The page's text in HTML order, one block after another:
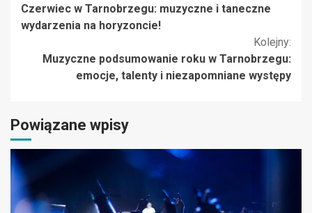
czytanie
Czerwiec w Tarnobrzegu: muzyczne i taneczne
wydarzenia na horyzoncie!
Kolejny:
Muzyczne podsumowanie roku w Tarnobrzegu:
emocje, talenty i niezapomniane występy
Powiązane wpisy